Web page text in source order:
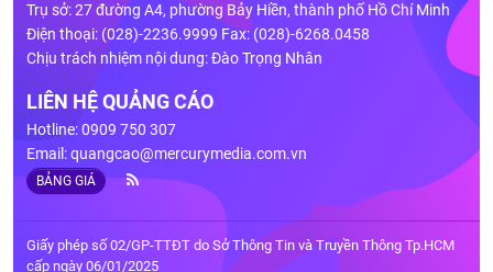
Trụ sở: 27 đường A4, phường Bảy Hiền, thành phố Hồ Chí Minh
Điện thoại: (028)-2236.9999 Fax: (028)-6268.0458
Chịu trách nhiệm nội dung: Đào Trọng Nhân
LIÊN HỆ QUẢNG CÁO
Hotline: 0909 750 307
Email:quangcao@mercurymedia.com.vn
BẢNG GIÁ
Giấy phép số 02/GP-TTĐT do Sở Thông Tin và Truyền Thông Tp.HCM
cấp ngày 06/01/2025